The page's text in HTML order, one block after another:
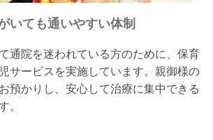
いても通いやすい体制
通院を迷われている方のために、保育
サービスを実施しています。親御様の
預かりし、安心して治療に集中できる
。